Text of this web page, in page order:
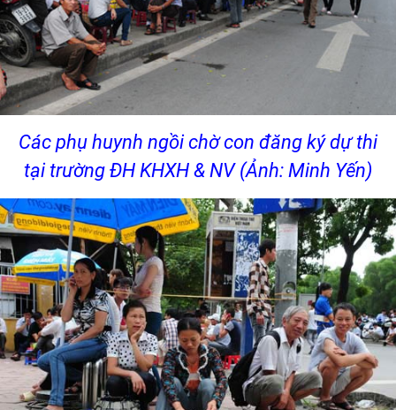
Các phụ huynh ngồi chờ con đăng ký dự thi
tại trường ĐH KHXH & NV (Ảnh: Minh Yến)